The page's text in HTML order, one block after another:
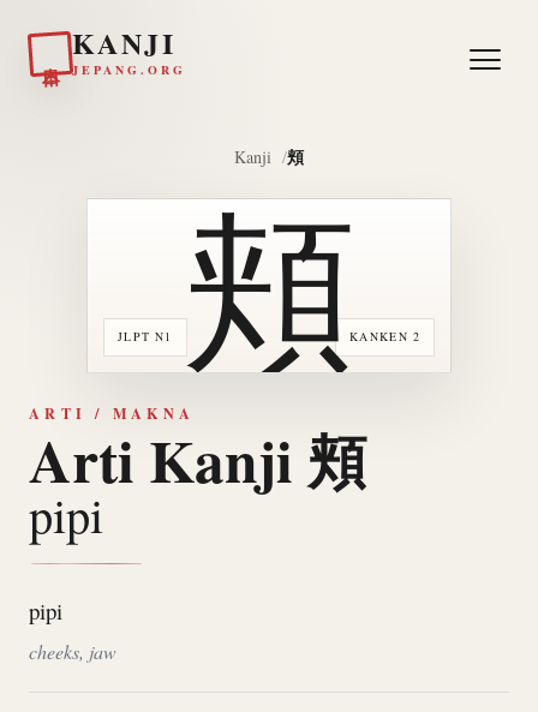
KANJI
JEPANG.ORG
Kanji 頬
JLPT N1 KANKEN 2
頬
ARTI / MAKNA
Arti Kanji 頬
pipi
pipi
cheeks, jaw